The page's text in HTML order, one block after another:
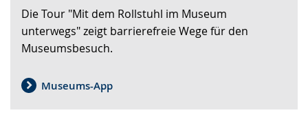
Gebärdensprache
wird
angezeigt.
Die Tour "Mit dem Rollstuhl im Museum
unterwegs" zeigt barrierefreie Wege für den
Museumsbesuch.
Museums-App